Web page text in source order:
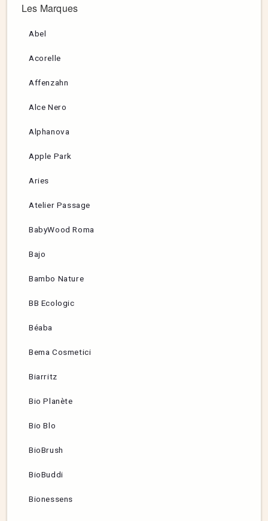
Les Marques
Abel
Acorelle
Affenzahn
Alce Nero
Alphanova
Apple Park
Aries
Atelier Passage
BabyWood Roma
Bajo
Bambo Nature
BB Ecologic
Béaba
Bema Cosmetici
Biarritz
Bio Planète
Bio Blo
BioBrush
BioBuddi
Bionessens